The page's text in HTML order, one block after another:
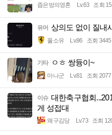
좁은방의영혼 Lv.63 조회
유머 상의도 없이 질내
풀소유 Lv.86 조회 3445
기타 ㅇㅎ 쌍듕이~
마나군 Lv.81 조회 2077
이슈 대한축구협회
게 성접대
왜구김당 Lv.73 조회